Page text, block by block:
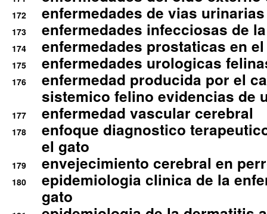
172 enfermedades de vias
173 enfermedades infecciosas de
174 enfermedades prostaticas en
175 enfermedades urologicas
176
enfermedad producida por el
sistemico felino evidencias de
177 enfermedad vascular cerebral
178
enfoque diagnostico
el gato
179 envejecimiento cerebral en
180
epidemiologia clinica de la
gato